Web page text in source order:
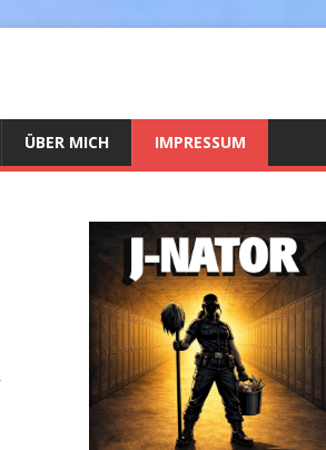
ÜBER MICH IMPRESSUM